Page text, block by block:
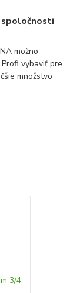
možno
vybaviť pre
množstvo